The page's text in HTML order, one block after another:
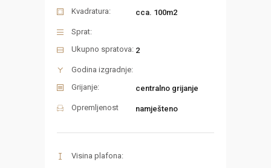
Kvadratura: cca. 100m2
Sprat:
Ukupno spratova: 2
Godina izgradnje:
Grijanje:
centralno grijanje
Opremljenost namješteno
Visina plafona: